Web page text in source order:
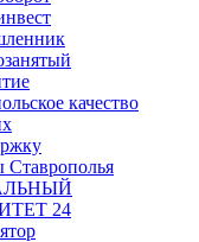
качество
Ставрополья
24